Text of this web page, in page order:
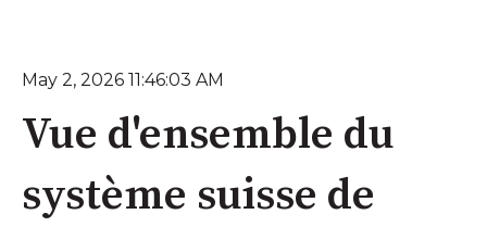
May 2, 2026 11:46:03 AM
Vue d'ensemble du
système suisse de